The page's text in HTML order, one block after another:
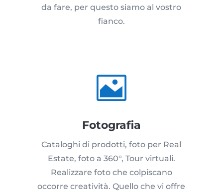
da fare, per questo siamo al vostro
fianco.

Fotografia
Cataloghi di prodotti, foto per Real
Estate, foto a 360°, Tour virtuali.
Realizzare foto che colpiscano
occorre creatività. Quello che vi offre